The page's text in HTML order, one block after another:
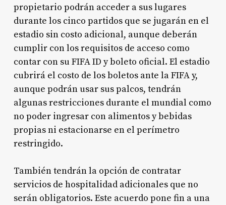
propietario podrán acceder a sus lugares
durante los cinco partidos que se jugarán en el
estadio sin costo adicional, aunque deberán
cumplir con los requisitos de acceso como
contar con su FIFA ID y boleto oficial. El estadio
cubrirá el costo de los boletos ante la FIFA y,
aunque podrán usar sus palcos, tendrán
algunas restricciones durante el mundial como
no poder ingresar con alimentos y bebidas
propias ni estacionarse en el perímetro
restringido.
También tendrán la opción de contratar
servicios de hospitalidad adicionales que no
serán obligatorios. Este acuerdo pone fin a una